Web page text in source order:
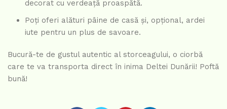
decorat cu verdeață proaspătă.
Poți oferi alături pâine de casă și, opțional, ardei
iute pentru un plus de savoare.
Bucură-te de gustul autentic al storceagului, o ciorbă
care te va transporta direct în inima Deltei Dunării! Poftă
bună!